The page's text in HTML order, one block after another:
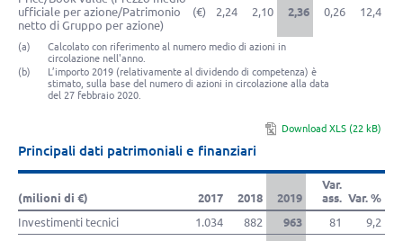
(a)
Calcolato con riferimento al numero medio di azioni in
circolazione nell'anno.
(b)
L’importo 2019 (relativamente al dividendo di competenza) è
stimato, sulla base del numero di azioni in circolazione alla data
del 27 febbraio 2020.
ufficiale per azione/Patrimonio
netto di Gruppo per azione)
(€) 2,24 2,10 2,36 0,26 12,4
Download XLS (22 kB)
Principali dati patrimoniali e finanziari
(milioni di €) 2017 2018 2019
Var.
ass. Var. %
Investimenti tecnici
1.034 882 963 81
9,2